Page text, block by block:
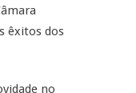
êxitos dos
no